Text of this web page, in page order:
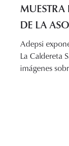
DE LA
Adepsi
La Caldereta
imágenes